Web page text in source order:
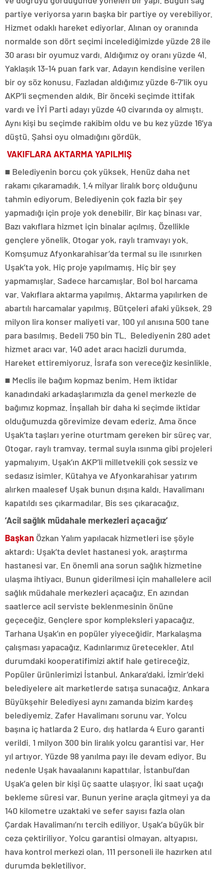
partiye veriyorsa yarın başka bir partiye oy verebiliyor.
Hizmet odaklı hareket ediyorlar. Alınan oy oranında
normalde son dört seçimi incelediğimizde yüzde 28 ile
30 arası bir oyumuz vardı. Aldığımız oy oranı yüzde 41.
Yaklaşık 13-14 puan fark var. Adayın kendisine verilen
bir oy söz konusu. Fazladan aldığımız yüzde 6-7’lik oyu
AKP’li seçmenden aldık. Bir önceki seçimde ittifak
vardı ve İYİ Parti adayı yüzde 40 civarında oy almıştı.
Aynı kişi bu seçimde rakibim oldu ve bu kez yüzde 16’ya
düştü. Şahsi oyu olmadığını gördük.
VAKIFLARA AKTARMA YAPILMIŞ
■ Belediyenin borcu çok yüksek. Henüz daha net
rakamı çıkaramadık. 1.4 milyar liralık borç olduğunu
tahmin ediyorum. Belediyenin çok fazla bir şey
yapmadığı için proje yok denebilir. Bir kaç binası var.
Bazı vakıflara hizmet için binalar açılmış. Özellikle
gençlere yönelik. Otogar yok, raylı tramvayı yok.
Komşumuz Afyonkarahisar’da termal su ile ısınırken
Uşak’ta yok. Hiç proje yapılmamış. Hiç bir şey
yapmamışlar. Sadece harcamışlar. Bol bol harcama
var. Vakıflara aktarma yapılmış. Aktarma yapılırken de
abartılı harcamalar yapılmış. Bütçeleri afaki yüksek. 29
milyon lira konser maliyeti var. 100 yıl anısına 500 tane
para basılmış. Bedeli 750 bin TL. Belediyenin 280 adet
hizmet aracı var. 140 adet aracı hacizli durumda.
Hareket ettiremiyoruz. İsrafa son vereceğiz kesinlikle.
■ Meclis ile bağım kopmaz benim. Hem iktidar
kanadındaki arkadaşlarımızla da genel merkezle de
bağımız kopmaz. İnşallah bir daha ki seçimde iktidar
olduğumuzda görevimize devam ederiz. Ama önce
Uşak’ta taşları yerine oturtmam gereken bir süreç var.
Otogar, raylı tramvay, termal suyla ısınma gibi projeleri
yapmalıyım. Uşak’ın AKP’li milletvekili çok sessiz ve
sedasız isimler. Kütahya ve Afyonkarahisar yatırım
alırken maalesef Uşak bunun dışına kaldı. Havalimanı
kapatıldı ses çıkarmadılar. Bis ses çıkaracağız.
‘Acil sağlık müdahale merkezleri açacağız’
Başkan Özkan Yalım yapılacak hizmetleri ise şöyle
aktardı: Uşak’ta devlet hastanesi yok, araştırma
hastanesi var. En önemli ana sorun sağlık hizmetine
ulaşma ihtiyacı. Bunun giderilmesi için mahallelere acil
sağlık müdahale merkezleri açacağız. En azından
saatlerce acil serviste beklenmesinin önüne
geçeceğiz. Gençlere spor kompleksleri yapacağız.
Tarhana Uşak’ın en popüler yiyeceğidir. Markalaşma
çalışması yapacağız. Kadınlarımız üretecekler. Atıl
durumdaki kooperatifimizi aktif hale getireceğiz.
Popüler ürünlerimizi İstanbul, Ankara’daki, İzmir’deki
belediyelere ait marketlerde satışa sunacağız. Ankara
Büyükşehir Belediyesi aynı zamanda bizim kardeş
belediyemiz. Zafer Havalimanı sorunu var. Yolcu
başına iç hatlarda 2 Euro, dış hatlarda 4 Euro garanti
verildi. 1 milyon 300 bin liralık yolcu garantisi var. Her
yıl artıyor. Yüzde 98 yanılma payı ile devam ediyor. Bu
nedenle Uşak havaalanını kapattılar. İstanbul’dan
Uşak’a gelen bir kişi üç saatte ulaşıyor. İki saat uçağı
bekleme süresi var. Bunun yerine araçla gitmeyi ya da
140 kilometre uzaktaki ve sefer sayısı fazla olan
Çardak Havalimanı’nı tercih ediliyor. Uşak’a büyük bir
ceza çektiriliyor. Yolcu garantisi olmayan, altyapısı,
hava kontrol merkezi olan, 111 personeli ile hazırken atıl
durumda bekletiliyor.